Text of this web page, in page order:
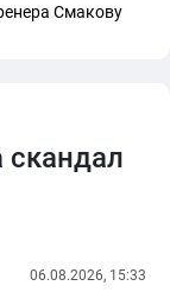
Смакову
скандал
06.08.2026, 15:33